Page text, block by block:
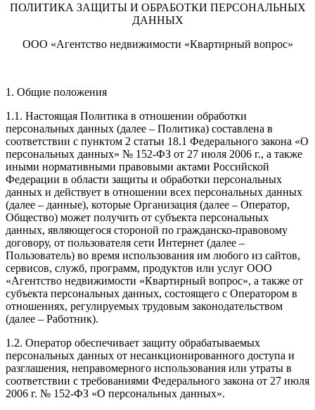
ПОЛИТИКА ЗАЩИТЫ И ОБРАБОТКИ ПЕРСОНАЛЬНЫХ
ДАННЫХ
ООО «Агентство недвижимости «Квартирный вопрос»
1. Общие положения
1.1. Настоящая Политика в отношении обработки
персональных данных (далее – Политика) составлена в
соответствии с пунктом 2 статьи 18.1 Федерального закона «О
персональных данных» № 152-ФЗ от 27 июля 2006 г., а также
иными нормативными правовыми актами Российской
Федерации в области защиты и обработки персональных
данных и действует в отношении всех персональных данных
(далее – данные), которые Организация (далее – Оператор,
Общество) может получить от субъекта персональных
данных, являющегося стороной по гражданско-правовому
договору, от пользователя сети Интернет (далее –
Пользователь) во время использования им любого из сайтов,
сервисов, служб, программ, продуктов или услуг ООО
«Агентство недвижимости «Квартирный вопрос», а также от
субъекта персональных данных, состоящего с Оператором в
отношениях, регулируемых трудовым законодательством
(далее – Работник).
1.2. Оператор обеспечивает защиту обрабатываемых
персональных данных от несанкционированного доступа и
разглашения, неправомерного использования или утраты в
соответствии с требованиями Федерального закона от 27 июля
2006 г. № 152-ФЗ «О персональных данных».